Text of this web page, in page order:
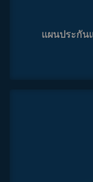
แผนประกัน